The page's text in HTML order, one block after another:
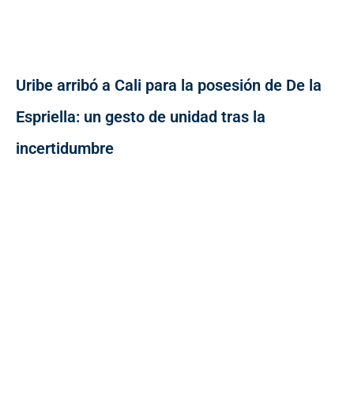
Uribe arribó a Cali para la posesión de De la
Espriella: un gesto de unidad tras la
incertidumbre